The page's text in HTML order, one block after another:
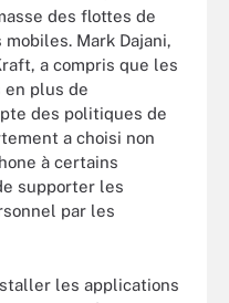
des flottes de
Mark Dajani,
a compris que les
plus de
des politiques de
a choisi non
à certains
supporter les
par les
les applications